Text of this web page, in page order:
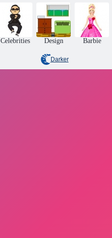
Herausforderung
im Hochzeitsstil
K-
Hochzeitstraum
Celebrities Design Barbie
Darker